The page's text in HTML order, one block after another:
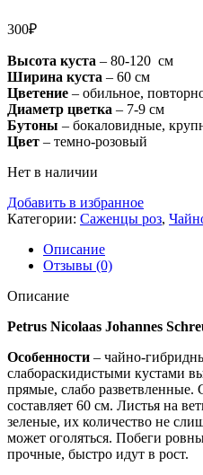
300₽
Высота куста – 80-120 см
Ширина куста – 60 см
Цветение – обильное,
Диаметр цветка – 7-9 см
Бутоны – бокаловидные,
Цвет – темно-розовый
Нет в наличии
Добавить в избранное
Категории: Саженцы роз,
Описание
Отзывы (0)
Описание
Petrus Nicolaas Johannes
Особенности – чайно-
слабораскидистыми кустами
прямые, слабо разветвленные.
составляет 60 см. Листья на
зеленые, их количество не
может оголяться. Побеги
прочные, быстро идут в рост.